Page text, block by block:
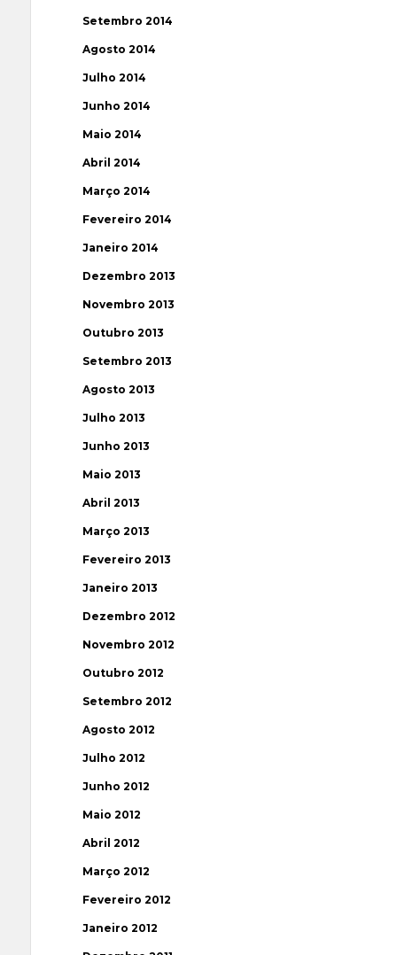
Setembro 2014
Agosto 2014
Julho 2014
Junho 2014
Maio 2014
Abril 2014
Março 2014
Fevereiro 2014
Janeiro 2014
Dezembro 2013
Novembro 2013
Outubro 2013
Setembro 2013
Agosto 2013
Julho 2013
Junho 2013
Maio 2013
Abril 2013
Março 2013
Fevereiro 2013
Janeiro 2013
Dezembro 2012
Novembro 2012
Outubro 2012
Setembro 2012
Agosto 2012
Julho 2012
Junho 2012
Maio 2012
Abril 2012
Março 2012
Fevereiro 2012
Janeiro 2012